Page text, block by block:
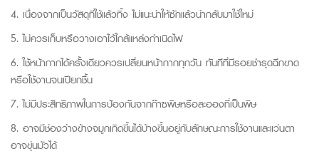
4. เนื่องจากเป็นวัสดุที่ใช้แล้วทิ้ง ไม่แนะนำให้ซักแล้วนำกลับมาใช้ใหม่
5. ไม่ควรเก็บหรือวางเอาไว้ใกล้แหล่งกำเนิดไฟ
6. ใช้หน้ากากได้ครั้งเดียวควรเปลี่ยนหน้ากากทุกวัน ทันทีที่มีรอยชำรุดฉีกขาด
หรือใช้งานจนเปียกชื้น
7. ไม่มีประสิทธิภาพในการป้องกันจากก๊าซพิษหรือละอองที่เป็นพิษ
8. อาจมีช่องว่างข้างจมูกเกิดขึ้นได้บ้างขึ้นอยู่กับลักษณะการใช้งานและแว่นตา
อาจขุ่นมัวได้